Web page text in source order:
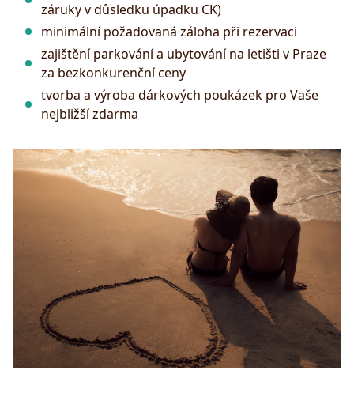
záruky v důsledku úpadku CK)
minimální požadovaná záloha při rezervaci
zajištění parkování a ubytování na letišti v Praze
za bezkonkurenční ceny
tvorba a výroba dárkových poukázek pro Vaše
nejbližší zdarma